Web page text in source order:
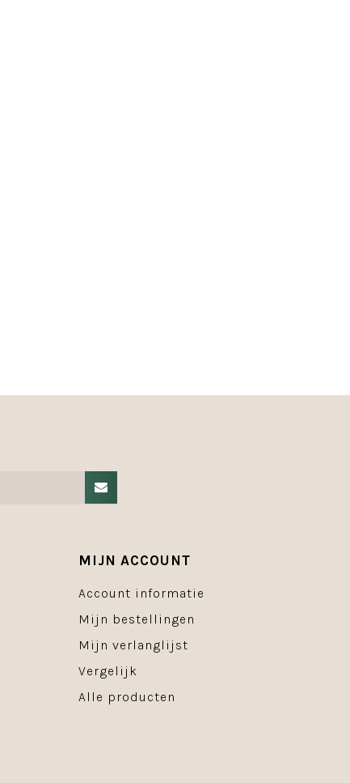
MIJN ACCOUNT
Account informatie
Mijn bestellingen
Mijn verlanglijst
Vergelijk
Alle producten